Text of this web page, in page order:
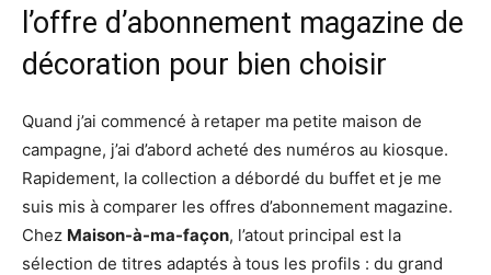
l’offre d’abonnement magazine de
décoration pour bien choisir
Quand j’ai commencé à retaper ma petite maison de
campagne, j’ai d’abord acheté des numéros au kiosque.
Rapidement, la collection a débordé du buffet et je me
suis mis à comparer les offres d’abonnement magazine.
Chez Maison-à-ma-façon, l’atout principal est la
sélection de titres adaptés à tous les profils : du grand